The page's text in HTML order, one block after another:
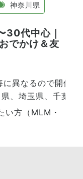
神奈川県
30代中心｜
でかけ＆友
異なるので開催
、埼玉県、千葉県
い方（MLM・